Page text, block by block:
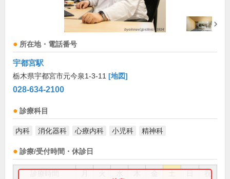
所在地・電話番号
宇都宮駅
栃木県宇都宮市元今泉1-3-11 [地図]
028-634-2100
診療科目
内科 消化器科 心療内科 小児科 精神科
診療/受付時間・休診日
祝